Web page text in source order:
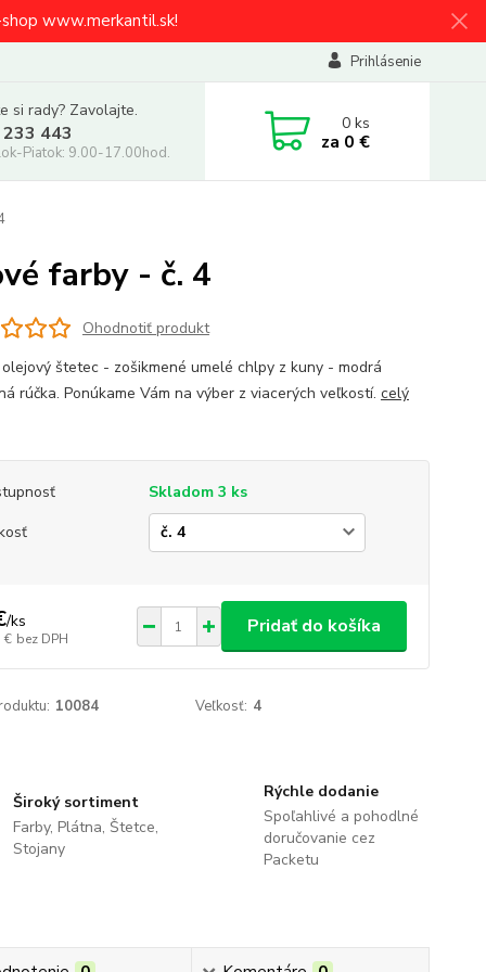
www.merkantil.sk!
Prihlásenie
si rady? Zavolajte.
443
Piatok: 9.00-17.00hod.
0ks
za 0 €
farby - č. 4
Ohodnotiť produkt
štetec - zošikmené umelé chlpy z kuny - modrá
rúčka. Ponúkame Vám na výber z viacerých veľkostí. celý
Skladom 3 ks
/ks
€ bez DPH
Pridať do košíka
10084 Veľkosť: 4
Široký sortiment
Farby, Plátna, Štetce,
Stojany
Rýchle dodanie
Spoľahlivé a pohodlné
doručovanie cez
Packetu